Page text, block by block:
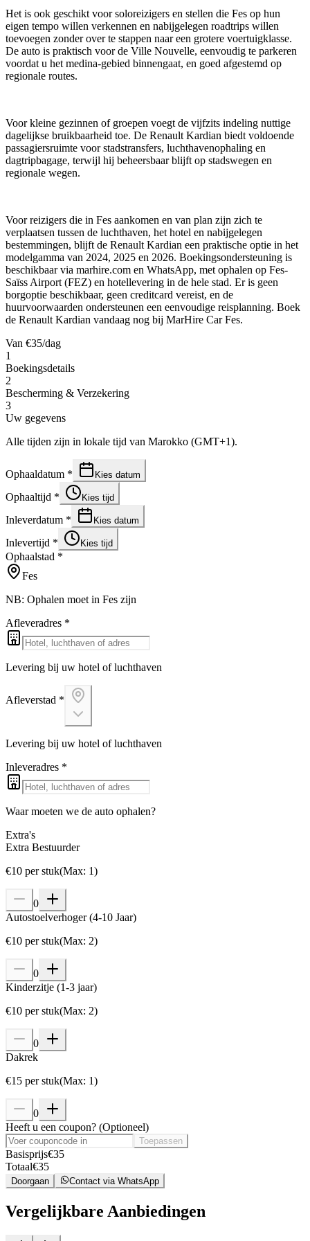
Het is ook geschikt voor soloreizigers en stellen die Fes op hun
eigen tempo willen verkennen en nabijgelegen roadtrips willen
toevoegen zonder over te stappen naar een grotere voertuigklasse.
De auto is praktisch voor de Ville Nouvelle, eenvoudig te parkeren
voordat u het medina-gebied binnengaat, en goed afgestemd op
regionale routes.
Voor kleine gezinnen of groepen voegt de vijfzits indeling nuttige
dagelijkse bruikbaarheid toe. De Renault Kardian biedt voldoende
passagiersruimte voor stadstransfers, luchthavenophaling en
dagtripbagage, terwijl hij beheersbaar blijft op stadswegen en
regionale wegen.
Voor reizigers die in Fes aankomen en van plan zijn zich te
verplaatsen tussen de luchthaven, het hotel en nabijgelegen
bestemmingen, blijft de Renault Kardian een praktische optie in het
modelgamma van 2024, 2025 en 2026. Boekingsondersteuning is
beschikbaar via marhire.com en WhatsApp, met ophalen op Fes-
Saïss Airport (FEZ) en hotellevering in de hele stad. Er is geen
borgoptie beschikbaar, geen creditcard vereist, en de
huurvoorwaarden ondersteunen een eenvoudige reisplanning. Boek
de Renault Kardian vandaag nog bij MarHire Car Fes.
Van €35/dag
1
Boekingsdetails
2
Bescherming & Verzekering
3
Uw gegevens
Alle tijden zijn in lokale tijd van Marokko (GMT+1).
Ophaaldatum * Kies datum
Ophaaltijd * Kies tijd
Inleverdatum * Kies datum
Inlevertijd * Kies tijd
Ophaalstad *
Fes
NB: Ophalen moet in Fes zijn
Afleveradres *
Levering bij uw hotel of luchthaven
Afleverstad *
Levering bij uw hotel of luchthaven
Inleveradres *
Waar moeten we de auto ophalen?
Extra's
Extra Bestuurder
€10 per stuk(Max: 1)
0
Autostoelverhoger (4-10 Jaar)
€10 per stuk(Max: 2)
0
Kinderzitje (1-3 jaar)
€10 per stuk(Max: 2)
0
Dakrek
€15 per stuk(Max: 1)
0
Heeft u een coupon? (Optioneel)
Toepassen
Basisprijs€35
Totaal€35
Doorgaan Contact via WhatsApp
Vergelijkbare Aanbiedingen